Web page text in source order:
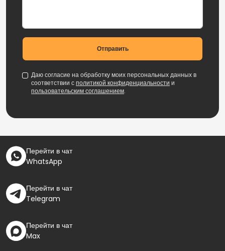
Отправить
Даю согласие на обработку моих персональных данных в
соответствии сполитикой конфиденциальности и
пользовательским соглашением.
Перейти в чат
WhatsApp
Перейти в чат
Telegram
Перейти в чат
Max